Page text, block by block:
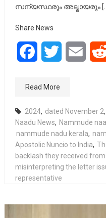
സന്യസ്ഥരും അല്മായരും
Share News
FacebookTwitter Email
Read More
2024, dated November 2,
Naadu News, Nammude
nammude nadu kerala,
Apostolic Nuncio to India,
backlash they received
misinterpreting the letter
representative